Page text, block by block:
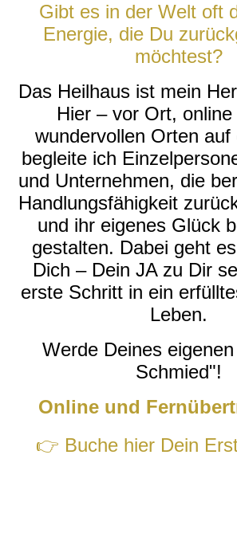
Gibt es in der Welt oft
Energie, die Du
möchtest?
Das Heilhaus ist mein
Hier – vor Ort,
wundervollen Orten auf
begleite ich
und Unternehmen, die
Handlungsfähigkeit
und ihr eigenes Glück
gestalten. Dabei geht
Dich – Dein JA zu Dir
erste Schritt in ein
Leben.
Werde Deines
Schmied"!
Online und
👉 Buche hier Dein